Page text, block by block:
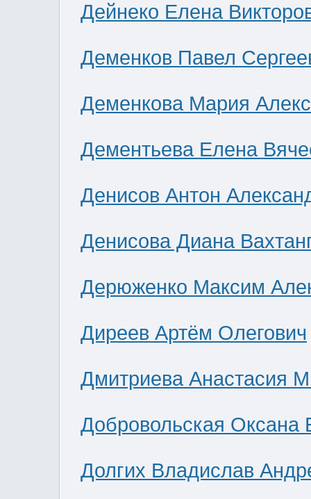
Дейнеко Елена
Деменков Павел
Деменкова Мария
Дементьева Елена
Денисов Антон
Денисова Диана
Дерюженко Максим
Диреев Артём Олегович
Дмитриева Анастасия
Добровольская Оксана
Долгих Владислав